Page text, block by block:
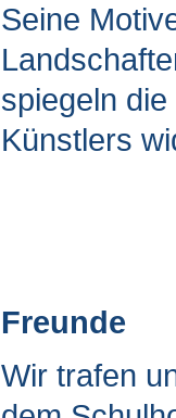
Seine
spiegeln
Künstlers
Freunde
Wir trafen